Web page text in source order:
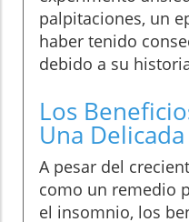
palpitaciones, un
haber tenido
debido a su
Los
Una
A pesar del
como un remedio
el insomnio, los